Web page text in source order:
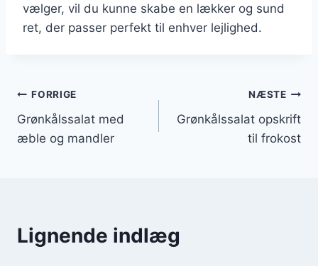
vælger, vil du kunne skabe en lækker og sund
ret, der passer perfekt til enhver lejlighed.
Indlægsnavigation
FORRIGE
Grønkålssalat med
æble og mandler
NÆSTE
Grønkålssalat opskrift
til frokost
Lignende indlæg